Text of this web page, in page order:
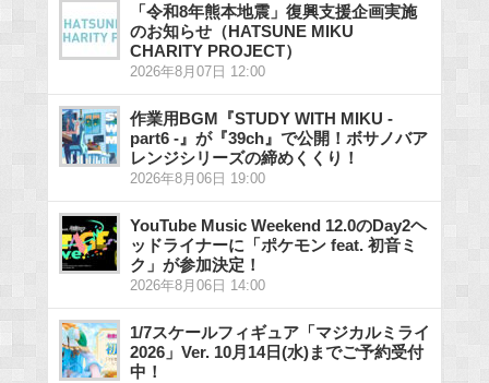
「令和8年熊本地震」復興支援企画実施
のお知らせ（HATSUNE MIKU
CHARITY PROJECT）
2026年8月07日 12:00
作業用BGM『STUDY WITH MIKU -
part6 -』が『39ch』で公開！ボサノバア
レンジシリーズの締めくくり！
2026年8月06日 19:00
YouTube Music Weekend 12.0のDay2ヘ
ッドライナーに「ポケモン feat. 初音ミ
ク」が参加決定！
2026年8月06日 14:00
1/7スケールフィギュア「マジカルミライ
2026」Ver. 10月14日(水)までご予約受付
中！